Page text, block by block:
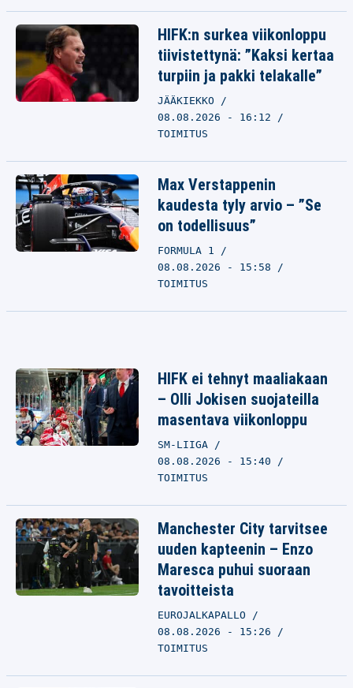
HIFK:n surkea viikonloppu
tiivistettynä: ”Kaksi kertaa
turpiin ja pakki telakalle”
JÄÄKIEKKO
08.08.2026 - 16:12
TOIMITUS
Max Verstappenin
kaudesta tyly arvio – ”Se
on todellisuus”
FORMULA 1
08.08.2026 - 15:58
TOIMITUS
HIFK ei tehnyt maaliakaan
– Olli Jokisen suojateilla
masentava viikonloppu
SM-LIIGA
08.08.2026 - 15:40
TOIMITUS
Manchester City tarvitsee
uuden kapteenin – Enzo
Maresca puhui suoraan
tavoitteista
EUROJALKAPALLO
08.08.2026 - 15:26
TOIMITUS